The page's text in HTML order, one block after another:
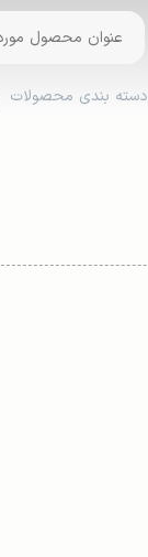
دسته بندی محصولات